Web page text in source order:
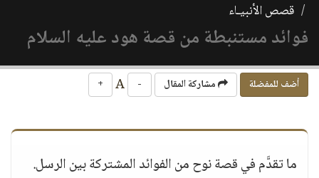
قصص الأنبيـاء
فوائد مستنبطة من قصة هود عليه السلام
أضف للمفضلة مشاركة المقال -
+
ما تقدَّم في قصة نوح من الفوائد المشتركة بين الرسل.